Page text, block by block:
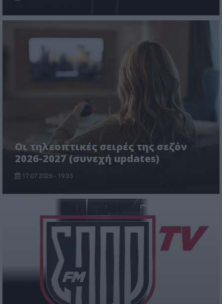
Οι τηλεοπτικές σειρές της σεζόν
2026-2027 (συνεχή updates)
17.07.2026 - 19:35